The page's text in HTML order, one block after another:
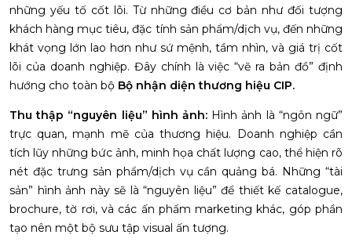
những yếu tố cốt lõi. Từ những điều cơ bản như đối tượng
khách hàng mục tiêu, đặc tính sản phẩm/dịch vụ, đến những
khát vọng lớn lao hơn như sứ mệnh, tầm nhìn, và giá trị cốt
lõi của doanh nghiệp. Đây chính là việc “vẽ ra bản đồ” định
hướng cho toàn bộ Bộ nhận diện thương hiệu CIP.
Thu thập “nguyên liệu” hình ảnh: Hình ảnh là “ngôn ngữ”
trực quan, mạnh mẽ của thương hiệu. Doanh nghiệp cần
tích lũy những bức ảnh, minh họa chất lượng cao, thể hiện rõ
nét đặc trưng sản phẩm/dịch vụ cần quảng bá. Những “tài
sản” hình ảnh này sẽ là “nguyên liệu” để thiết kế catalogue,
brochure, tờ rơi, và các ấn phẩm marketing khác, góp phần
tạo nên một bộ sưu tập visual ấn tượng.